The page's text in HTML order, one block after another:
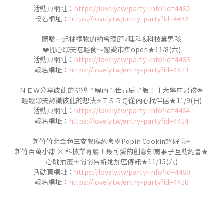
活動頁網址： https://lovely.tw/party-info?id=4462
報名網址： https://lovely.tw/entry-party?id=4462
體驗一起挑禮物的約會環節⭐️理科&科技業男孩
❤️開心聊天吃輕食～戀愛市集open★11/8(六)
活動頁網址： https://lovely.tw/party-info?id=4463
報名網址： https://lovely.tw/entry-party?id=4463
ＮＥＷ分享彼此的塗鴉了解內心世界扇子版！十大學府男孩🌟
輕鬆聊天認識彼此的想法⭐️ＩＳＲＱ從內心找伴侶★11/9(日)
活動頁網址： https://lovely.tw/party-info?id=4464
報名網址： https://lovely.tw/entry-party?id=4464
新竹竹北金色三麥餐廳約會🍭Popin Cookin超好玩⭐️
新竹百萬小康 × 科技業專屬！最可愛的創意知育果子互動約會★
心跳抽籤＋悄悄告訴她加密傳訊★11/15(六)
活動頁網址： https://lovely.tw/party-info?id=4460
報名網址： https://lovely.tw/entry-party?id=4460